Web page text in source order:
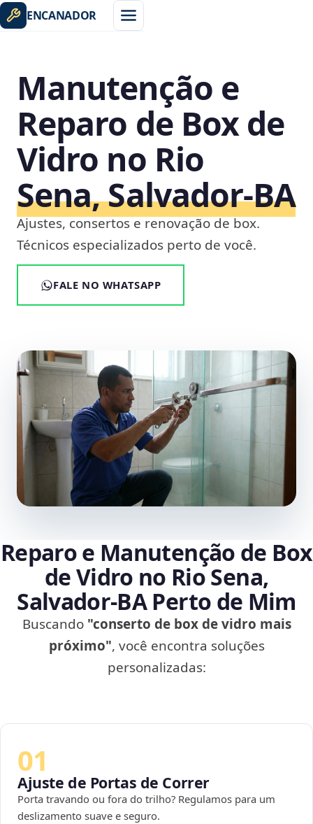
ENCANADOR
Manutenção e
Reparo de Box de
Vidro no Rio
Sena, Salvador‑BA
Ajustes, consertos e renovação de box.
Técnicos especializados perto de você.
FALE NO WHATSAPP
Reparo e Manutenção de Box
de Vidro no Rio Sena,
Salvador‑BA Perto de Mim
Buscando "conserto de box de vidro mais
próximo", você encontra soluções
personalizadas:
01
Ajuste de Portas de Correr
Porta travando ou fora do trilho? Regulamos para um
deslizamento suave e seguro.